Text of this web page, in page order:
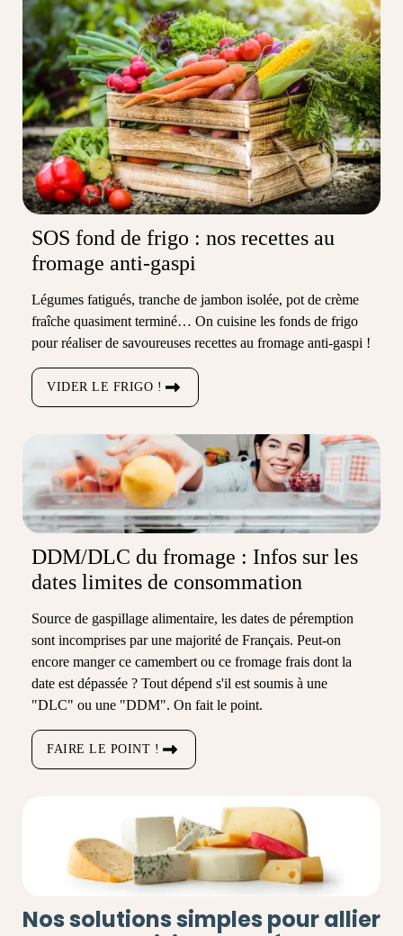
SOS fond de frigo : nos recettes au
fromage anti-gaspi
Légumes fatigués, tranche de jambon isolée, pot de crème
fraîche quasiment terminé… On cuisine les fonds de frigo
pour réaliser de savoureuses recettes au fromage anti-gaspi !
VIDER LE FRIGO !
DDM/DLC du fromage : Infos sur les
dates limites de consommation
Source de gaspillage alimentaire, les dates de péremption
sont incomprises par une majorité de Français. Peut-on
encore manger ce camembert ou ce fromage frais dont la
date est dépassée ? Tout dépend s'il est soumis à une
"DLC" ou une "DDM". On fait le point.
FAIRE LE POINT !
Nos solutions simples pour allier